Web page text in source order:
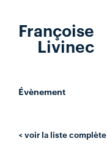
Françoise
Livinec
Évènement
< voir la liste complète